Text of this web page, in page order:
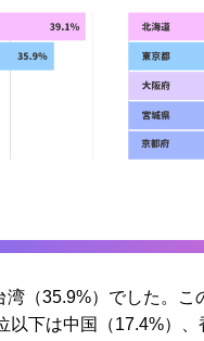
（35.9%）でした。こ
以下は中国（17.4%）